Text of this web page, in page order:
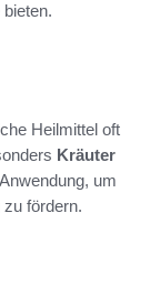
Heilmittel oft
Kräuter
um
fördern.